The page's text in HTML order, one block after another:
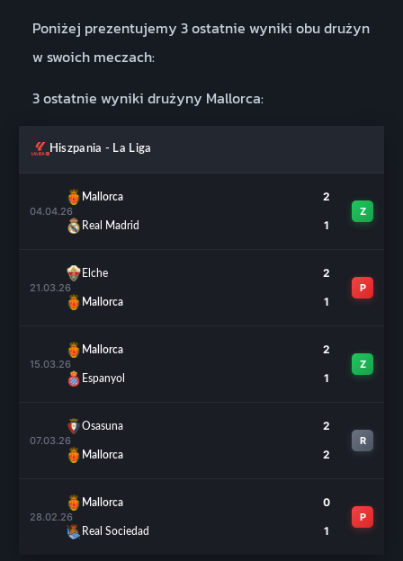
Poniżej prezentujemy 3 ostatnie wyniki obu drużyn
w swoich meczach:
3 ostatnie wyniki drużyny Mallorca:
Hiszpania - La Liga
04.04.26
Mallorca
Real Madrid
2
1
Z
21.03.26
Elche
Mallorca
2
1
P
15.03.26
Mallorca
Espanyol
2
1
Z
07.03.26
Osasuna
Mallorca
2
2
R
28.02.26
Mallorca
Real Sociedad
0
1
P